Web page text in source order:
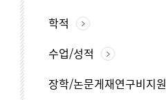
학적
수업/성적
장학/논문게재연구비지원